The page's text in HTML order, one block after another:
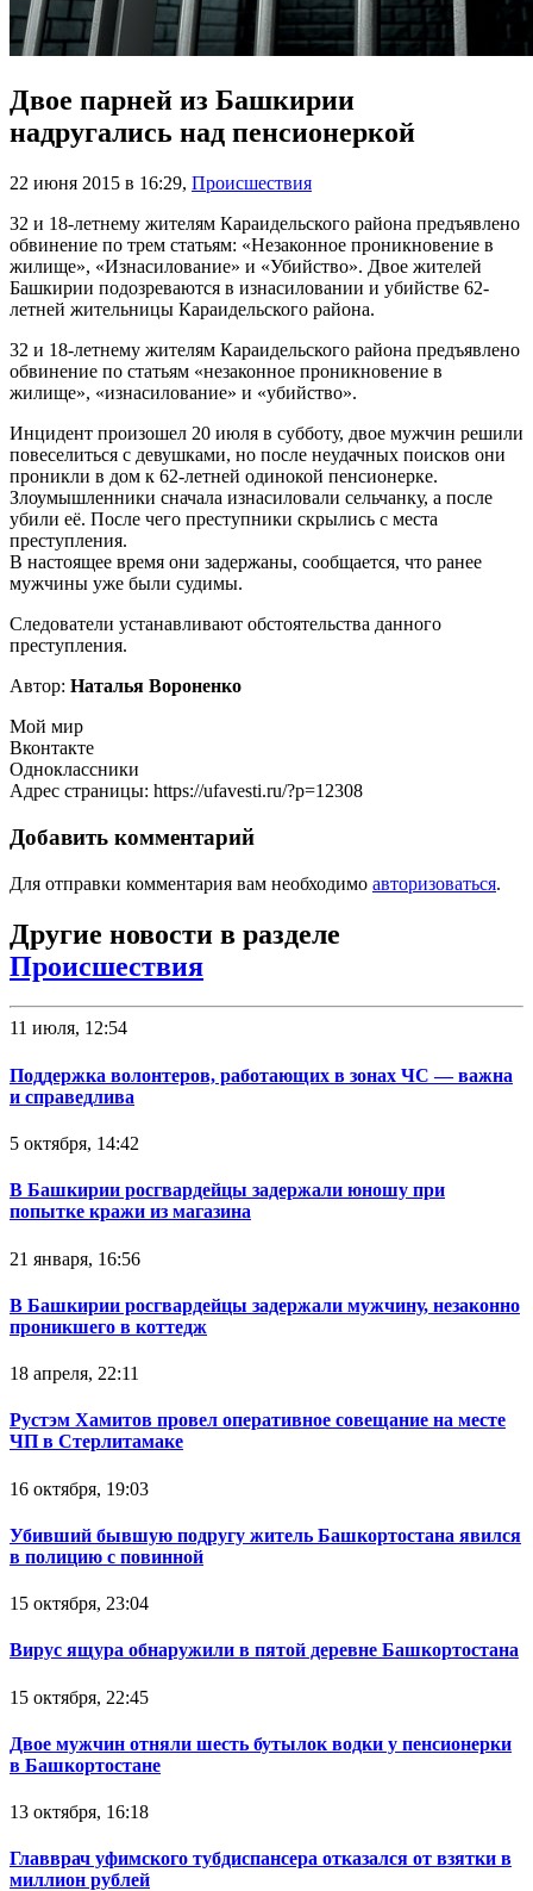
Двое парней из Башкирии
надругались над пенсионеркой
22 июня 2015 в 16:29, Происшествия
32 и 18-летнему жителям Караидельского района предъявлено
обвинение по трем статьям: «Незаконное проникновение в
жилище», «Изнасилование» и «Убийство». Двое жителей
Башкирии подозреваются в изнасиловании и убийстве 62-
летней жительницы Караидельского района.
32 и 18-летнему жителям Караидельского района предъявлено
обвинение по статьям «незаконное проникновение в
жилище», «изнасилование» и «убийство».
Инцидент произошел 20 июля в субботу, двое мужчин решили
повеселиться с девушками, но после неудачных поисков они
проникли в дом к 62-летней одинокой пенсионерке.
Злоумышленники сначала изнасиловали сельчанку, а после
убили её. После чего преступники скрылись с места
преступления.
В настоящее время они задержаны, сообщается, что ранее
мужчины уже были судимы.
Следователи устанавливают обстоятельства данного
преступления.
Автор: Наталья Вороненко
Мой мир
Вконтакте
Одноклассники
Адрес страницы: https://ufavesti.ru/?p=12308
Добавить комментарий
Для отправки комментария вам необходимо авторизоваться.
Другие новости в разделе
Происшествия
11 июля, 12:54
Поддержка волонтеров, работающих в зонах ЧС — важна
и справедлива
5 октября, 14:42
В Башкирии росгвардейцы задержали юношу при
попытке кражи из магазина
21 января, 16:56
В Башкирии росгвардейцы задержали мужчину, незаконно
проникшего в коттедж
18 апреля, 22:11
Рустэм Хамитов провел оперативное совещание на месте
ЧП в Стерлитамаке
16 октября, 19:03
Убивший бывшую подругу житель Башкортостана явился
в полицию с повинной
15 октября, 23:04
Вирус ящура обнаружили в пятой деревне Башкортостана
15 октября, 22:45
Двое мужчин отняли шесть бутылок водки у пенсионерки
в Башкортостане
13 октября, 16:18
Главврач уфимского тубдиспансера отказался от взятки в
миллион рублей